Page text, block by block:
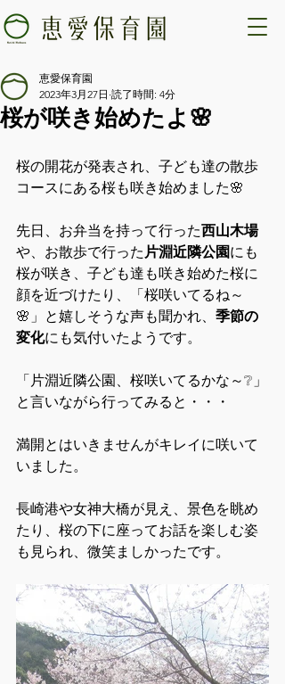
桜が咲き始めたよ🌸
恵愛保育園
2023年3月27日 読了時間: 4分
桜の開花が発表され、子ども達の散歩
コースにある桜も咲き始めました🌸
先日、お弁当を持って行った西山木場
や、お散歩で行った 片淵近隣公園にも
桜が咲き、子ども達も咲き始めた桜に
顔を近づけたり、「桜咲いてるね～
🌸」と嬉しそうな声も聞かれ、 季節の
変化にも気付いたようです。
「片淵近隣公園、桜咲いてるかな～❔」
と言いながら行ってみると・・・
満開とはいきませんがキレイに咲いて
いました。
長崎港や女神大橋が見え、景色を眺め
たり、桜の下に座ってお話を楽しむ姿
も見られ、微笑ましかったです。